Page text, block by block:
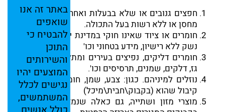
באתר זה אנו
שואפים
להבטיח כי
התוכן
והשירותים
המוצעים יהיו
נגישים לכלל
המשתמשים,
חפצים גנובים או שלא בבעלות ואחריות הלקוח השוכר
מחסן או ללא רשות בעל התכולה.
חומרים או ציוד שאינו חוקי במדינת ישראל, כגון סמים,
נשק ללא רישיון, מידע בטחוני וכו'
חומרים דליקים, נפיצים בעירים ומתלקחים. כגון: בלוני
גז, דלקים, שמנים, תרסיסים וכו'.
נוזלים למיניהם. כגון: צבע, שמן, חומרי ניקוי, בכל כלי
קיבול שהוא (בקבוק\חבית\מיכל)
מוצרי מזון ושתייה, גם כאלה שנמצאים באריזות או